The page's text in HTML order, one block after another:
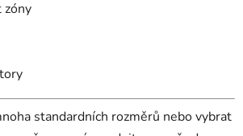
zóny
standardních rozměrů nebo vybrat